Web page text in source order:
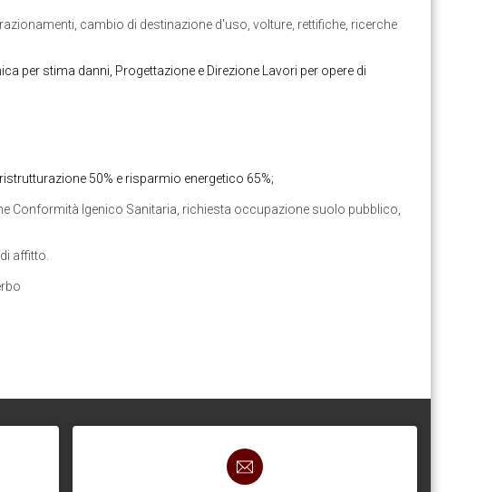
cambio di destinazione d'uso, volture, rettifiche, ricerche
per stima danni, Progettazione e Direzione Lavori per opere di
50% e risparmio energetico 65%;
Conformità Igenico Sanitaria, richiesta occupazione suolo pubblico,
affitto.